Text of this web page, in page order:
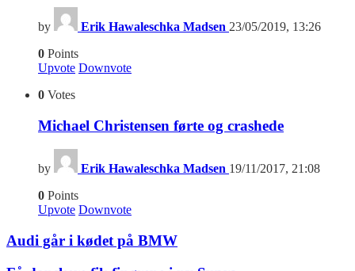
by Erik Hawaleschka Madsen 23/05/2019, 13:26
0 Points
Upvote Downvote
0 Votes
Michael Christensen førte og crashede
by Erik Hawaleschka Madsen 19/11/2017, 21:08
0 Points
Upvote Downvote
Audi går i kødet på BMW